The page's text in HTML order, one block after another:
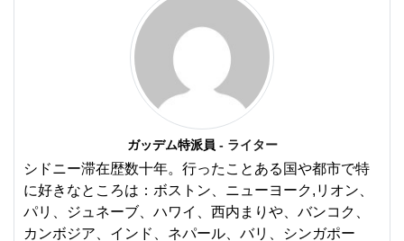
ガッデム特派員 - ライター
シドニー滞在歴数十年。行ったことある国や都市で特
に好きなところは：ボストン、ニューヨーク,リオン、
パリ、ジュネーブ、ハワイ、西内まりや、バンコク、
カンボジア、インド、ネパール、バリ、シンガポー